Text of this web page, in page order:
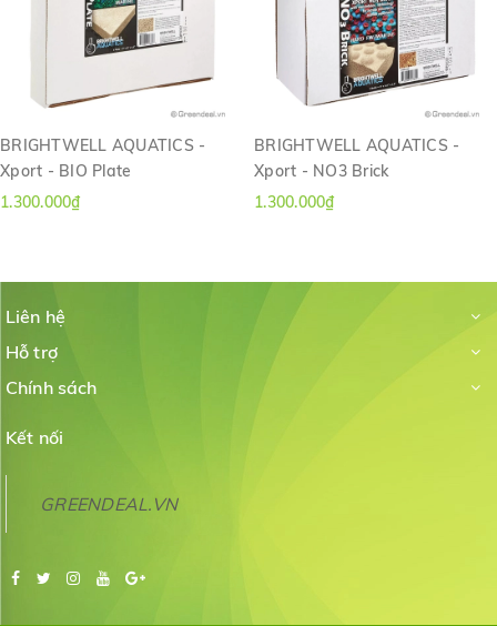
BRIGHTWELL AQUATICS -
Xport - BIO Plate
1.300.000₫
BRIGHTWELL AQUATICS -
Xport - NO3 Brick
1.300.000₫
Liên hệ
Hỗ trợ
Chính sách
Kết nối
GREENDEAL.VN